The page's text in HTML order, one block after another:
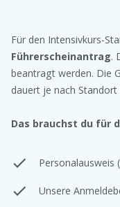
Für den Intensivkurs-
Führerscheinantrag.
beantragt werden. Die
dauert je nach
Das brauchst du für
Personalausweis
Unsere